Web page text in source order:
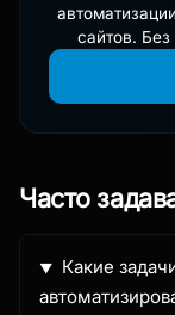
сайтов.
Часто
Какие